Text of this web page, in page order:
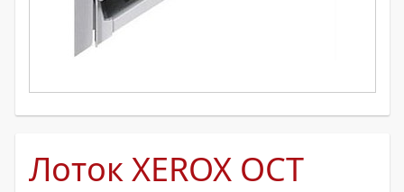
Лоток XEROX OCT